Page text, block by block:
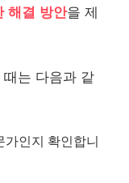
해결 방안을 제
때는 다음과 같
가인지 확인합니